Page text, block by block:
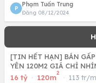
P
Phạm Tuấn Trung
Đăng 08/12/2024
[TIN HẾT HẠN] BÁN
YÊN 120M2 GIÁ CHỈ
16 tỷ · 120m
2
· 113 tr/m